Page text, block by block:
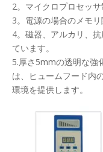
2。マイクロプロセッ
3。電源の場合のメモリ
4。磁器、アルカリ、
ています。
5.厚さ5mmの透明な強
は、ヒュームフード内
環境を提供します。